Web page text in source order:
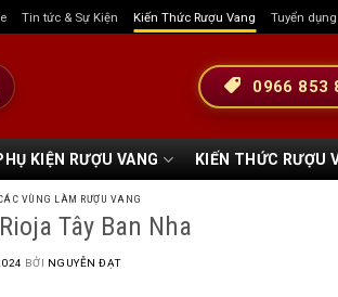
Tin tức & Sự Kiện Kiến Thức Rượu Vang Tuyển dụng
0966 853
KIỆN RƯỢU VANG KIẾN THỨC RƯỢU
VÙNG LÀM RƯỢU VANG
Tây Ban Nha
BỞI NGUYỄN ĐẠT